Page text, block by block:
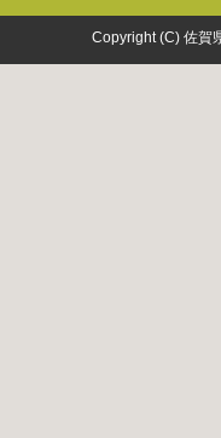
Copyright (C) 佐賀